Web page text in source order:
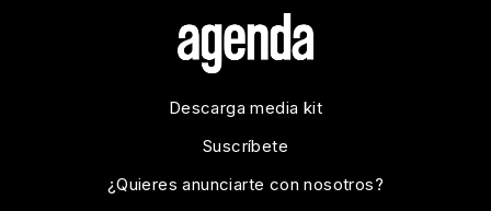
Descarga media kit
Suscríbete
¿Quieres anunciarte con nosotros?